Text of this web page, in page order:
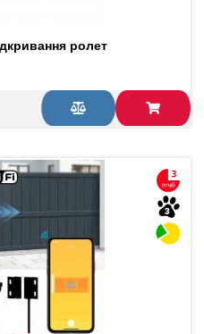
ролет